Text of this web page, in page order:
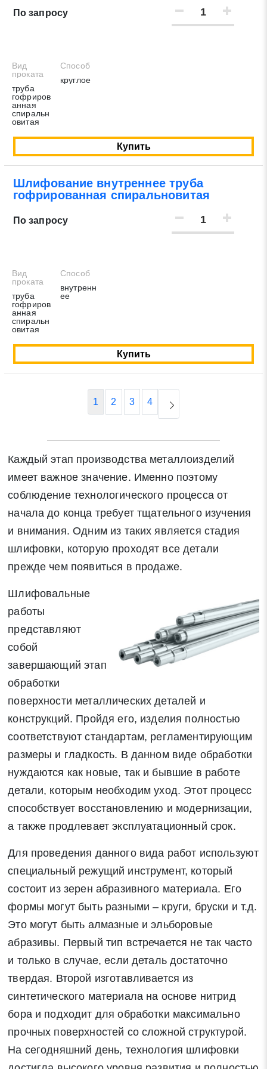
По запросу
Вид
проката
труба
гофриров
анная
спиральн
овитая
Способ
круглое
Купить
Шлифование внутреннее труба
гофрированная спиральновитая
По запросу
Вид
проката
труба
гофриров
анная
спиральн
овитая
Способ
внутренн
ее
Купить
1 2 3 4
Каждый этап производства металлоизделий
имеет важное значение. Именно поэтому
соблюдение технологического процесса от
начала до конца требует тщательного изучения
и внимания. Одним из таких является стадия
шлифовки, которую проходят все детали
прежде чем появиться в продаже.
Шлифовальные
работы
представляют
собой
завершающий этап
обработки
поверхности металлических деталей и
конструкций. Пройдя его, изделия полностью
соответствуют стандартам, регламентирующим
размеры и гладкость. В данном виде обработки
нуждаются как новые, так и бывшие в работе
детали, которым необходим уход. Этот процесс
способствует восстановлению и модернизации,
а также продлевает эксплуатационный срок.
Для проведения данного вида работ используют
специальный режущий инструмент, который
состоит из зерен абразивного материала. Его
формы могут быть разными – круги, бруски и т.д.
Это могут быть алмазные и эльборовые
абразивы. Первый тип встречается не так часто
и только в случае, если деталь достаточно
твердая. Второй изготавливается из
синтетического материала на основе нитрид
бора и подходит для обработки максимально
прочных поверхностей со сложной структурой.
На сегодняшний день, технология шлифовки